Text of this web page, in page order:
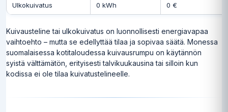
Ulkokuivatus 0 kWh 0 €
Kuivausteline tai ulkokuivatus on luonnollisesti energiavapaa
vaihtoehto – mutta se edellyttää tilaa ja sopivaa säätä. Monessa
suomalaisessa kotitaloudessa kuivausrumpu on käytännön
syistä välttämätön, erityisesti talvikuukausina tai silloin kun
kodissa ei ole tilaa kuivatustelineelle.